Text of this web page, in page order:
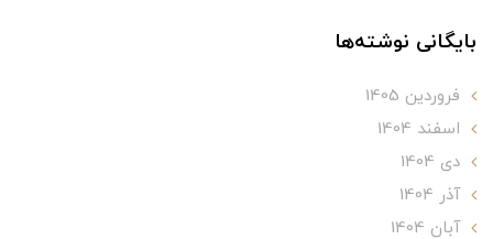
بایگانی نوشته‌ها
فروردین 1405
اسفند 1404
دی 1404
آذر 1404
آبان 1404